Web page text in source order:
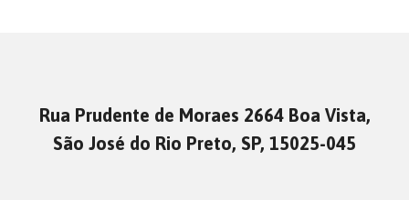
Rua Prudente de Moraes 2664 Boa Vista,
São José do Rio Preto, SP, 15025-045